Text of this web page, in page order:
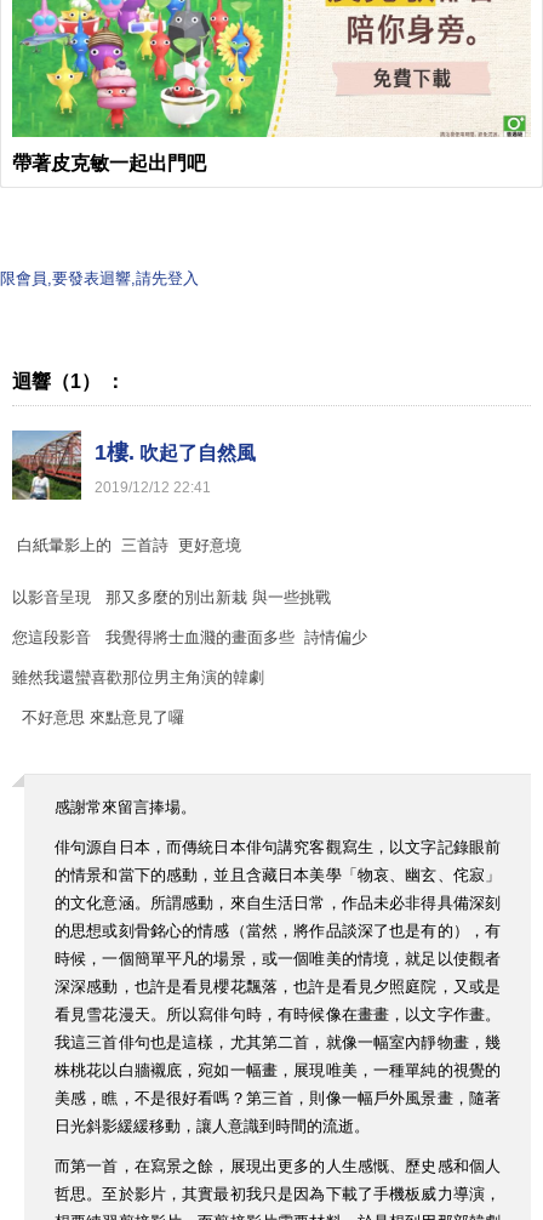
帶著皮克敏一起出門吧
限會員,要發表迴響,請先登入
迴響（1） ：
1樓. 吹起了自然風
2019/12/12 22:41
白紙暈影上的 三首詩 更好意境
以影音呈現 那又多麼的別出新栽 與一些挑戰
您這段影音 我覺得將士血濺的畫面多些 詩情偏少
雖然我還蠻喜歡那位男主角演的韓劇
不好意思 來點意見了囉
感謝常來留言捧場。
俳句源自日本，而傳統日本俳句講究客觀寫生，以文字記錄眼前
的情景和當下的感動，並且含藏日本美學「物哀、幽玄、侘寂」
的文化意涵。所謂感動，來自生活日常，作品未必非得具備深刻
的思想或刻骨銘心的情感（當然，將作品談深了也是有的），有
時候，一個簡單平凡的場景，或一個唯美的情境，就足以使觀者
深深感動，也許是看見櫻花飄落，也許是看見夕照庭院，又或是
看見雪花漫天。所以寫俳句時，有時候像在畫畫，以文字作畫。
我這三首俳句也是這樣，尤其第二首，就像一幅室內靜物畫，幾
株桃花以白牆襯底，宛如一幅畫，展現唯美，一種單純的視覺的
美感，瞧，不是很好看嗎？第三首，則像一幅戶外風景畫，隨著
日光斜影緩緩移動，讓人意識到時間的流逝。
而第一首，在寫景之餘，展現出更多的人生感慨、歷史感和個人
哲思。至於影片，其實最初我只是因為下載了手機板威力導演，